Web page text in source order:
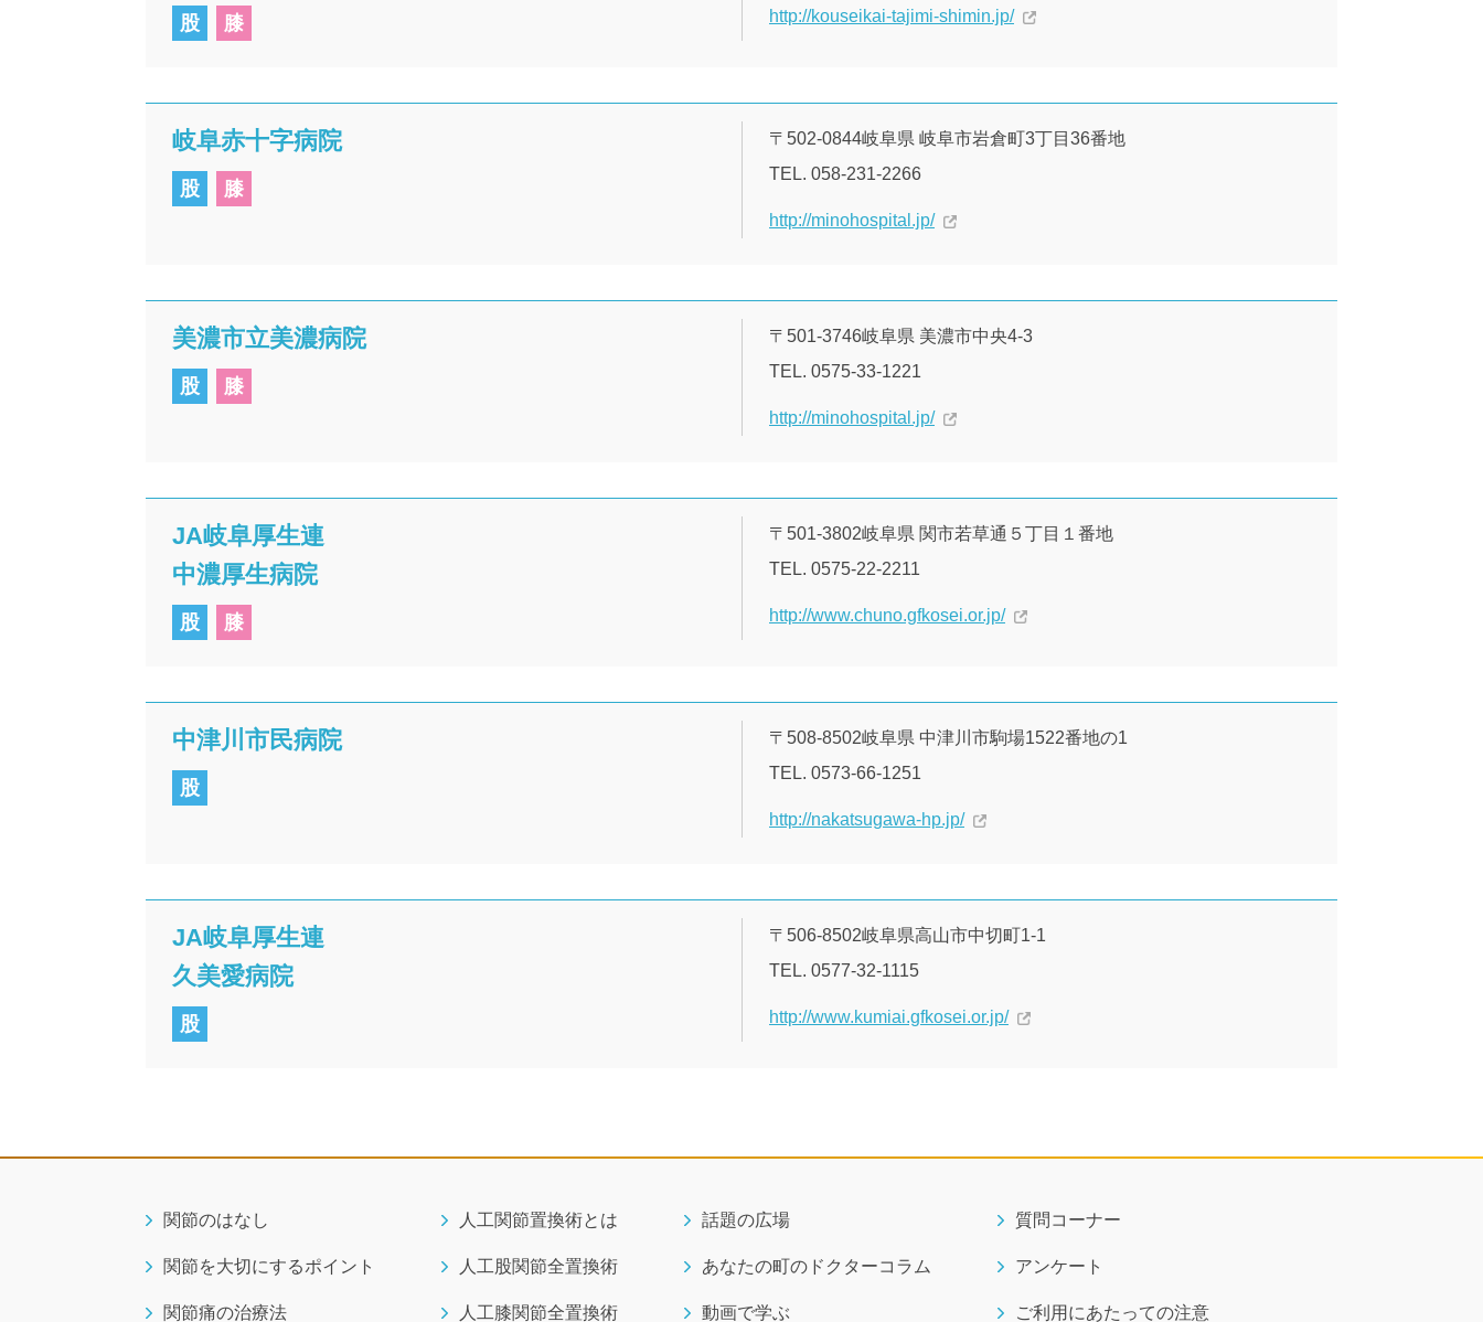
股 膝 http://kouseikai-tajimi-shimin.jp/
岐阜赤十字病院
股 膝
〒502-0844岐阜県 岐阜市岩倉町3丁目36番地
TEL. 058-231-2266
http://minohospital.jp/
美濃市立美濃病院
股 膝
〒501-3746岐阜県 美濃市中央4-3
TEL. 0575-33-1221
http://minohospital.jp/
JA岐阜厚生連
中濃厚生病院
股 膝
〒501-3802岐阜県 関市若草通５丁目１番地
TEL. 0575-22-2211
http://www.chuno.gfkosei.or.jp/
中津川市民病院
股
〒508-8502岐阜県 中津川市駒場1522番地の1
TEL. 0573-66-1251
http://nakatsugawa-hp.jp/
JA岐阜厚生連
久美愛病院
股
〒506-8502岐阜県高山市中切町1-1
TEL. 0577-32-1115
http://www.kumiai.gfkosei.or.jp/
関節のはなし
関節を大切にするポイント
関節痛の治療法
人工関節置換術とは
人工股関節全置換術
人工膝関節全置換術
話題の広場
あなたの町のドクターコラム
動画で学ぶ
質問コーナー
アンケート
ご利用にあたっての注意